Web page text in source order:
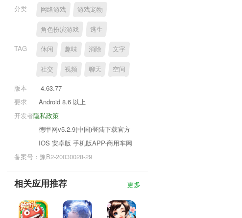
分类
网络游戏 游戏宠物
角色扮演游戏 逃生
TAG 休闲 趣味 消除 文字
社交 视频 聊天 空间
版本
4.63.77
要求
Android 8.6 以上
隐私政策
开发者
德甲网v5.2.9(中国)登陆下载官方
IOS 安卓版 手机版APP-商用车网
备案号：豫B2-20030028-29
相关应用推荐 更多